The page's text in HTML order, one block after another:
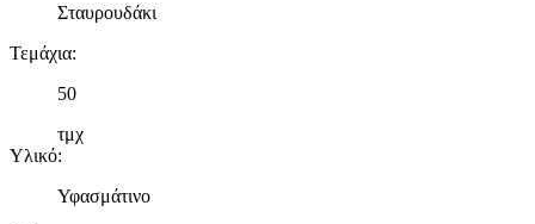
Σταυρουδάκι
Τεμάχια:
50
τμχ
Υλικό:
Υφασμάτινο